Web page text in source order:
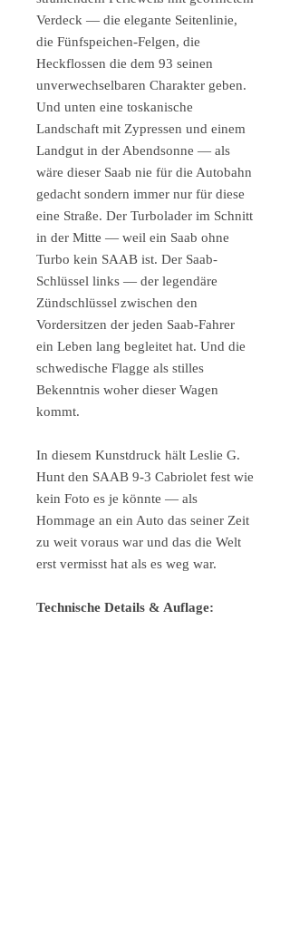
Verdeck — die elegante Seitenlinie,
die Fünfspeichen-Felgen, die
Heckflossen die dem 93 seinen
unverwechselbaren Charakter geben.
Und unten eine toskanische
Landschaft mit Zypressen und einem
Landgut in der Abendsonne — als
wäre dieser Saab nie für die Autobahn
gedacht sondern immer nur für diese
eine Straße. Der Turbolader im Schnitt
in der Mitte — weil ein Saab ohne
Turbo kein SAAB ist. Der Saab-
Schlüssel links — der legendäre
Zündschlüssel zwischen den
Vordersitzen der jeden Saab-Fahrer
ein Leben lang begleitet hat. Und die
schwedische Flagge als stilles
Bekenntnis woher dieser Wagen
kommt.
In diesem Kunstdruck hält Leslie G.
Hunt den SAAB 9-3 Cabriolet fest wie
kein Foto es je könnte — als
Hommage an ein Auto das seiner Zeit
zu weit voraus war und das die Welt
erst vermisst hat als es weg war.
Technische Details & Auflage: